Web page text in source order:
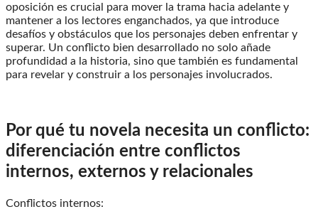
oposición es crucial para mover la trama hacia adelante y
mantener a los lectores enganchados, ya que introduce
desafíos y obstáculos que los personajes deben enfrentar y
superar. Un conflicto bien desarrollado no solo añade
profundidad a la historia, sino que también es fundamental
para revelar y construir a los personajes involucrados.
Por qué tu novela necesita un conflicto:
diferenciación entre conflictos
internos, externos y relacionales
Conflictos internos: